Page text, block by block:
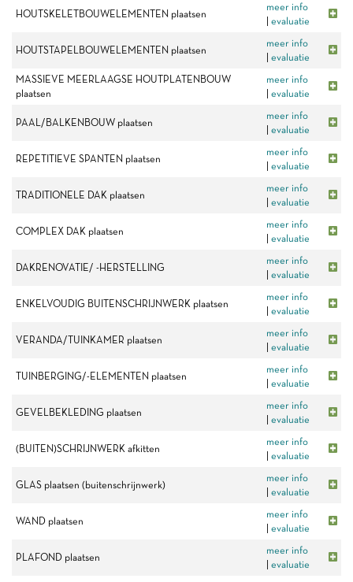
HOUTSKELETBOUWELEMENTEN plaatsen
meer info
evaluatie
HOUTSTAPELBOUWELEMENTEN plaatsen
meer info
evaluatie
MASSIEVE MEERLAAGSE HOUTPLATENBOUW
plaatsen
meer info
evaluatie
PAAL/BALKENBOUW plaatsen
meer info
evaluatie
REPETITIEVE SPANTEN plaatsen
meer info
evaluatie
TRADITIONELE DAK plaatsen
meer info
evaluatie
COMPLEX DAK plaatsen
meer info
evaluatie
DAKRENOVATIE/ -HERSTELLING
meer info
evaluatie
ENKELVOUDIG BUITENSCHRIJNWERK plaatsen
meer info
evaluatie
VERANDA/TUINKAMER plaatsen
meer info
evaluatie
TUINBERGING/-ELEMENTEN plaatsen
meer info
evaluatie
GEVELBEKLEDING plaatsen
meer info
evaluatie
(BUITEN)SCHRIJNWERK afkitten
meer info
evaluatie
GLAS plaatsen (buitenschrijnwerk)
meer info
evaluatie
WAND plaatsen
meer info
evaluatie
PLAFOND plaatsen
meer info
evaluatie